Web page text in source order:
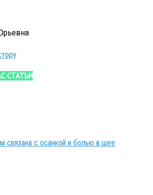
СТАТЬИ
связана с осанкой и болью в шее